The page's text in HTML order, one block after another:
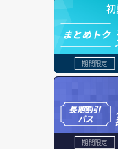
ボリュームイメージ保存
ボリュームタイプ一覧取得
ボリュームタイプ詳細取得
ボリューム一覧取得
アタッチ済みボリューム
アタッチ済みボリューム
コンソールURL発行
サーバーに紐づくアドレ
サーバーに紐づくアド
セキュリティグループ
セキュリティグループ
セキュリティグループ
セキュリティグループ
セキュリティグループ一
ヘルスモニタ一覧取得
ヘルスモニタ作成
ヘルスモニタ削除
ヘルスモニタ更新
ヘルスモニタ詳細取得
オブジェクトダウンロード
オブジェクトバージョン
オブジェクト一覧取得
オブジェクト削除
オブジェクト削除予約
ドメイン情報登録
ドメイン詳細取得
レコード一覧取得
レコード作成
まとめトク
期間限定
長期割引
パス
期間限定